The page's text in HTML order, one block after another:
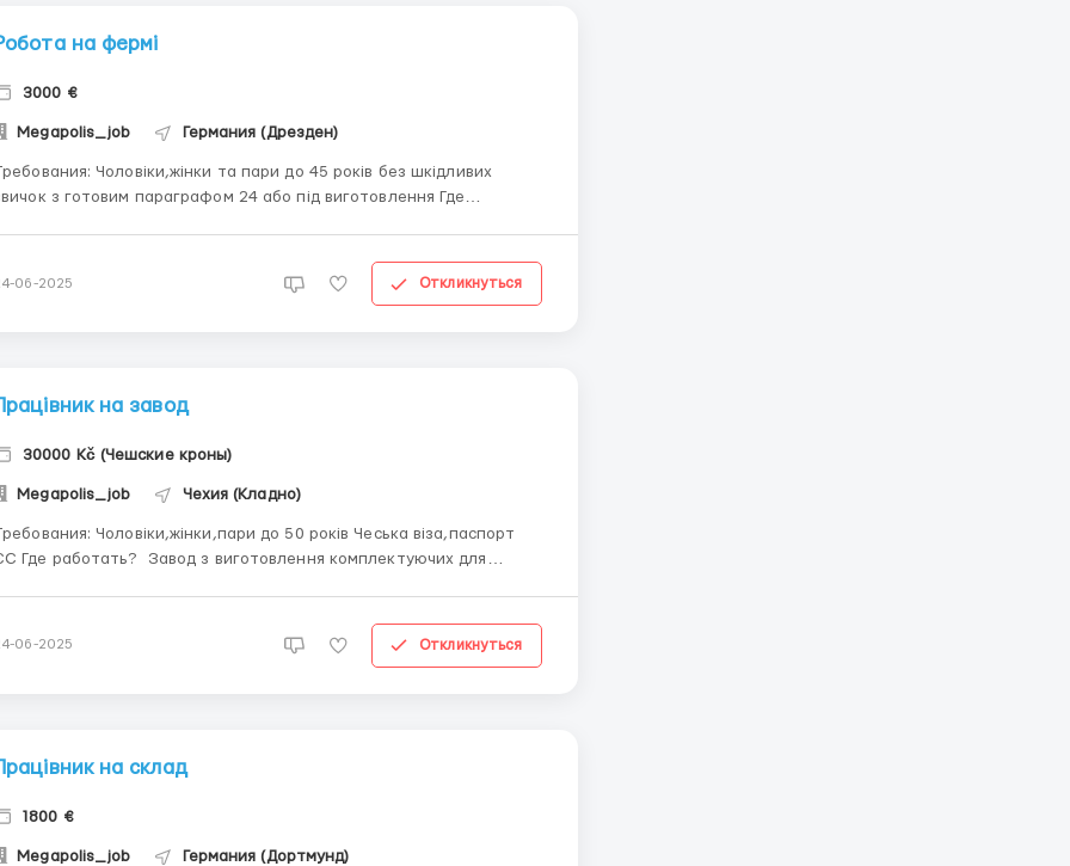
на фермі
3000 €
Megapolis_job Германия (Дрезден)
Чоловіки,жінки та пари до 45 років без шкідливих
параграфом 24 або під виготовлення Где
06-2025 Откликнуться
на завод
30000 Kč (Чешские кроны)
Megapolis_job Чехия (Кладно)
Чоловіки,жінки,пари до 50 років Чеська віза,паспорт
з виготовлення комплектуючих для
06-2025 Откликнуться
на склад
1800 €
Megapolis_job Германия (Дортмунд)